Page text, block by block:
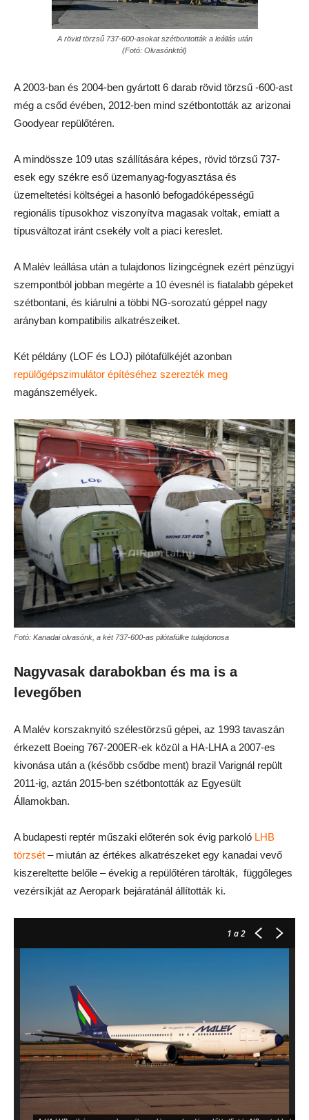
A rövid törzsű 737-600-asokat szétbontották a leállás után
(Fotó: Olvasónktól)
A 2003-ban és 2004-ben gyártott 6 darab rövid törzsű -600-ast
még a csőd évében, 2012-ben mind szétbontották az arizonai
Goodyear repülőtéren.
A mindössze 109 utas szállítására képes, rövid törzsű 737-
esek egy székre eső üzemanyag-fogyasztása és
üzemeltetési költségei a hasonló befogadóképességű
regionális típusokhoz viszonyítva magasak voltak, emiatt a
típusváltozat iránt csekély volt a piaci kereslet.
A Malév leállása után a tulajdonos lízingcégnek ezért pénzügyi
szempontból jobban megérte a 10 évesnél is fiatalabb gépeket
szétbontani, és kiárulni a többi NG-sorozatú géppel nagy
arányban kompatibilis alkatrészeiket.
Két példány (LOF és LOJ) pilótafülkéjét azonban
repülőgépszimulátor építéséhez szerezték meg
magánszemélyek.
Fotó: Kanadai olvasónk, a két 737-600-as pilótafülke tulajdonosa
Nagyvasak darabokban és ma is a
levegőben
A Malév korszaknyitó szélestörzsű gépei, az 1993 tavaszán
érkezett Boeing 767-200ER-ek közül a HA-LHA a 2007-es
kivonása után a (később csődbe ment) brazil Varignál repült
2011-ig, aztán 2015-ben szétbontották az Egyesült
Államokban.
A budapesti reptér műszaki előterén sok évig parkoló LHB
törzsét – miután az értékes alkatrészeket egy kanadai vevő
kiszereltette belőle – évekig a repülőtéren tárolták, függőleges
vezérsíkját az Aeropark bejáratánál állították ki.
1 a 2